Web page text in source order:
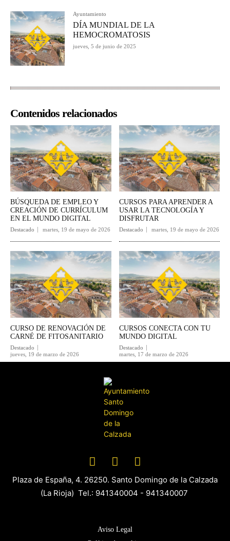
Ayuntamiento
DÍA MUNDIAL DE LA
HEMOCROMATOSIS
jueves, 5 de junio de 2025
Contenidos relacionados
BÚSQUEDA DE EMPLEO Y
CREACIÓN DE CURRÍCULUM
EN EL MUNDO DIGITAL
Destacado martes, 19 de mayo de 2026
CURSOS PARA APRENDER A
USAR LA TECNOLOGÍA Y
DISFRUTAR
Destacado martes, 19 de mayo de 2026
CURSO DE RENOVACIÓN DE
CARNÉ DE FITOSANITARIO
Destacado
jueves, 19 de marzo de 2026
CURSOS CONECTA CON TU
MUNDO DIGITAL
Destacado
martes, 17 de marzo de 2026
Plaza de España, 4. 26250. Santo Domingo de la Calzada
(La Rioja) Tel.: 941340004 - 941340007
Aviso Legal